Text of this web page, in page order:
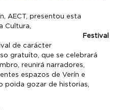
AECT, presentou esta
Cultura,
Festival
de carácter
gratuíto, que se celebrará
reunirá narradores,
espazos de Verín e
poida gozar de historias,